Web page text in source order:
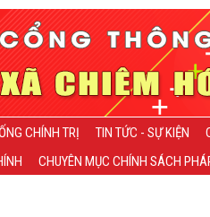
CHÍNH TRỊ TIN TỨC - SỰ KIỆN
CHUYÊN MỤC CHÍNH SÁCH